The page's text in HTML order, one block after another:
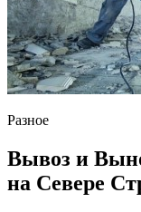
Разное
Вывоз и
на Севере